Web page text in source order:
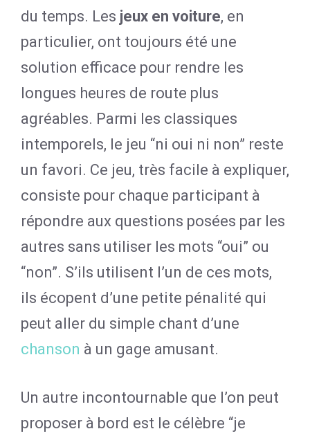
du temps. Les jeux en voiture, en
particulier, ont toujours été une
solution efficace pour rendre les
longues heures de route plus
agréables. Parmi les classiques
intemporels, le jeu “ni oui ni non” reste
un favori. Ce jeu, très facile à expliquer,
consiste pour chaque participant à
répondre aux questions posées par les
autres sans utiliser les mots “oui” ou
“non”. S’ils utilisent l’un de ces mots,
ils écopent d’une petite pénalité qui
peut aller du simple chant d’une
chanson à un gage amusant.
Un autre incontournable que l’on peut
proposer à bord est le célèbre “je